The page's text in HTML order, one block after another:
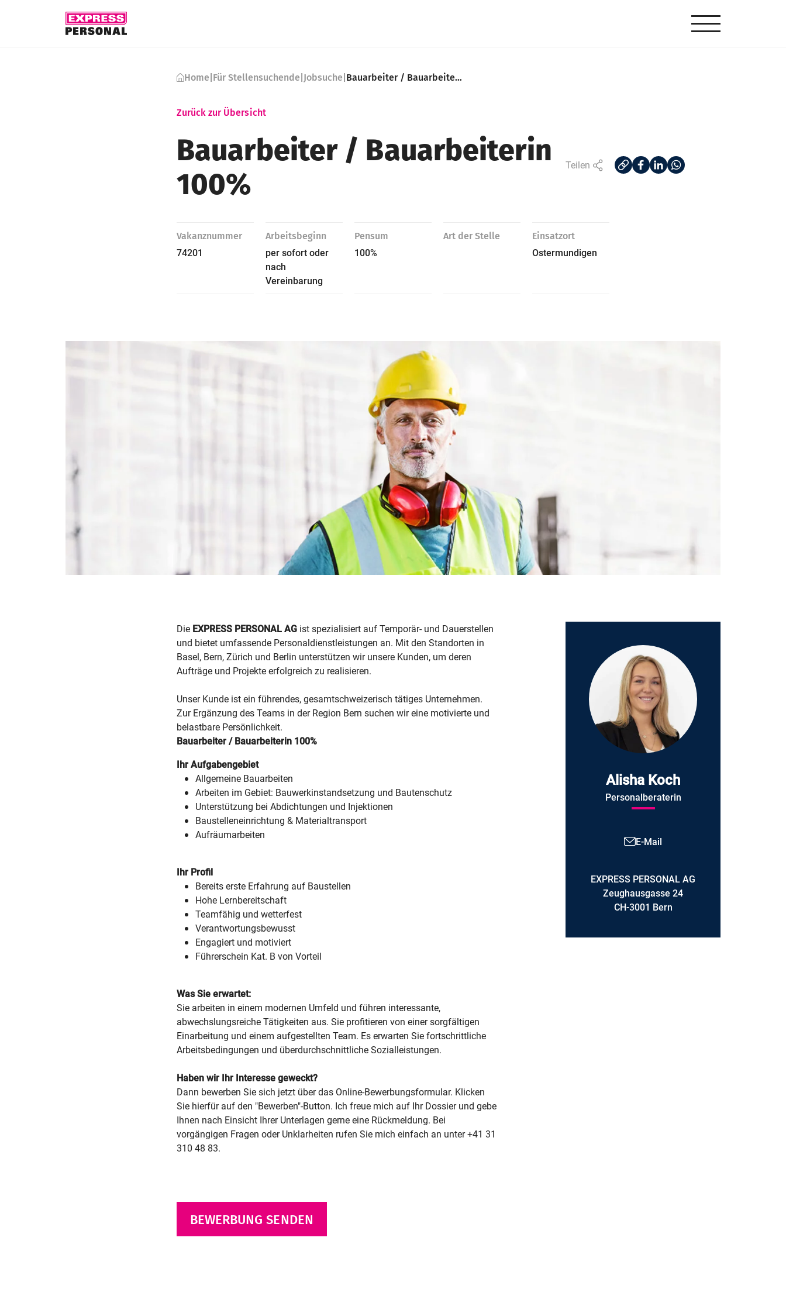
Home|Für Stellensuchende|Jobsuche| Bauarbeiter / Bauarbeiterin 100%
Zurück zur Übersicht
Bauarbeiter ​/ Bauarbeiterin
100% Teilen
Vakanznummer
74201
Arbeitsbeginn
per sofort oder
nach
Vereinbarung
Pensum
100%
Art der Stelle Einsatzort
Ostermundigen
Die EXPRESS PERSONAL AG ist spezialisiert auf Temporär- und Dauerstellen
und bietet umfassende Personaldienstleistungen an. Mit den Standorten in
Basel, Bern, Zürich und Berlin unterstützen wir unsere Kunden, um deren
Aufträge und Projekte erfolgreich zu realisieren.
Unser Kunde ist ein führendes, gesamtschweizerisch tätiges Unternehmen.
Zur Ergänzung des Teams in der Region Bern suchen wir eine motivierte und
belastbare Persönlichkeit.
Bauarbeiter / Bauarbeiterin 100%
Ihr Aufgabengebiet
Allgemeine Bauarbeiten
Arbeiten im Gebiet: Bauwerkinstandsetzung und Bautenschutz
Unterstützung bei Abdichtungen und Injektionen
Baustelleneinrichtung & Materialtransport
Aufräumarbeiten
Ihr Profil
Bereits erste Erfahrung auf Baustellen
Hohe Lernbereitschaft
Teamfähig und wetterfest
Verantwortungsbewusst
Engagiert und motiviert
Führerschein Kat. B von Vorteil
Was Sie erwartet:
Sie arbeiten in einem modernen Umfeld und führen interessante,
abwechslungsreiche Tätigkeiten aus. Sie profitieren von einer sorgfältigen
Einarbeitung und einem aufgestellten Team. Es erwarten Sie fortschrittliche
Arbeitsbedingungen und überdurchschnittliche Sozialleistungen.
Haben wir Ihr Interesse geweckt?
Dann bewerben Sie sich jetzt über das Online-Bewerbungsformular. Klicken
Sie hierfür auf den "Bewerben"-Button. Ich freue mich auf Ihr Dossier und gebe
Ihnen nach Einsicht Ihrer Unterlagen gerne eine Rückmeldung. Bei
vorgängigen Fragen oder Unklarheiten rufen Sie mich einfach an unter +41 31
310 48 83.
BEWERBUNG SENDEN
Alisha Koch
Personalberaterin
E-Mail
EXPRESS PERSONAL AG
Zeughausgasse 24
CH-3001 Bern